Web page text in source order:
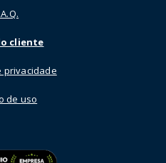
cliente
privacidade
de uso